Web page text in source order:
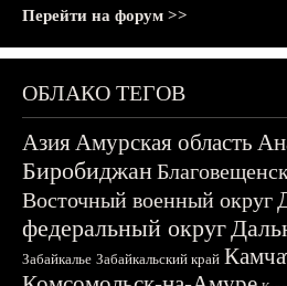
Перейти на форум >>
ОБЛАКО ТЕГОВ
АзияАмурская область
Биробиджан
Восточный военный округ
федеральный округ
Забайкалье Забайкальский край